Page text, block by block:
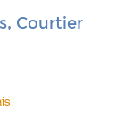
Courtier